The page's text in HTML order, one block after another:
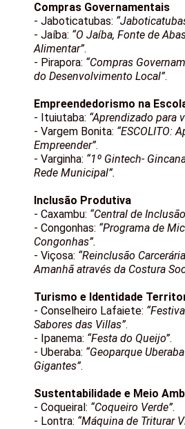
Compras Governamentais
- Jaboticatubas:
- Jaíba: “O Jaíba, Fonte de
Alimentar”.
- Pirapora: “Compras
do Desenvolvimento Local”.
Empreendedorismo na
- Ituiutaba: “Aprendizado para
- Vargem Bonita: “ESCOLITO:
Empreender”.
- Varginha: “1º Gintech-
Rede Municipal”.
Inclusão Produtiva
- Caxambu: “Central de
- Congonhas: “Programa de
Congonhas”.
- Viçosa: “Reinclusão
Amanhã através da Costura
Turismo e Identidade
- Conselheiro Lafaiete:
Sabores das Villas”.
- Ipanema: “Festa do Queijo”.
- Uberaba: “Geoparque
Gigantes”.
Sustentabilidade e Meio
- Coqueiral: “Coqueiro Verde”.
- Lontra: “Máquina de Triturar